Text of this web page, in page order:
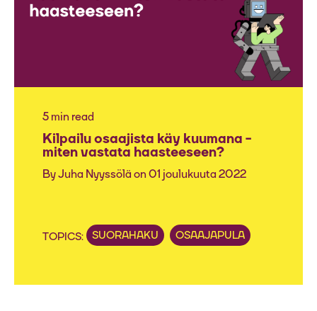
5 min read
Kilpailu osaajista käy kuumana -
miten vastata haasteeseen?
ByJuha Nyyssöläon 01 joulukuuta 2022
TOPICS: SUORAHAKU OSAAJAPULA